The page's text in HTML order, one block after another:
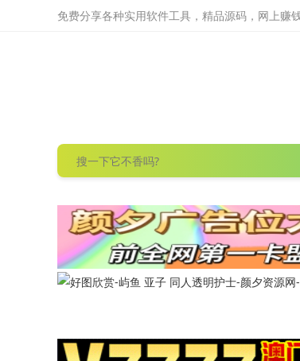
免费分享各种实用软件工具，精品源码，网上赚